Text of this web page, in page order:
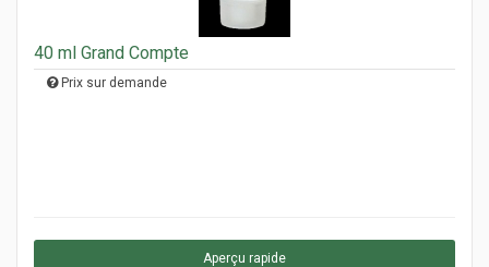
40 ml Grand Compte
Prix sur demande
Aperçu rapide